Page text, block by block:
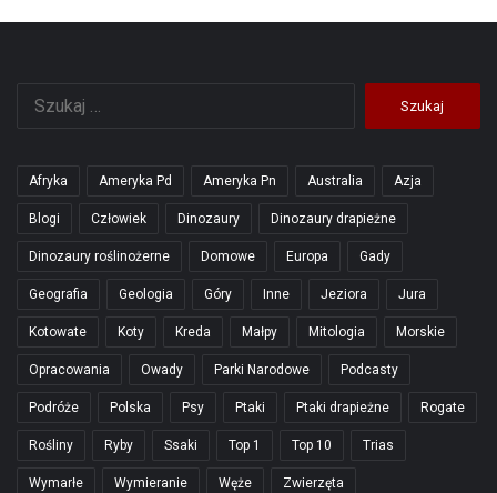
Afryka Ameryka Pd Ameryka Pn Australia Azja
Blogi Człowiek Dinozaury Dinozaury drapieżne
Dinozaury roślinożerne Domowe Europa Gady
Geografia Geologia Góry Inne Jeziora Jura
Kotowate Koty Kreda Małpy Mitologia Morskie
Opracowania Owady Parki Narodowe Podcasty
Podróże Polska Psy Ptaki Ptaki drapieżne Rogate
Rośliny Ryby Ssaki Top 1 Top 10 Trias
Wymarłe Wymieranie Węże Zwierzęta